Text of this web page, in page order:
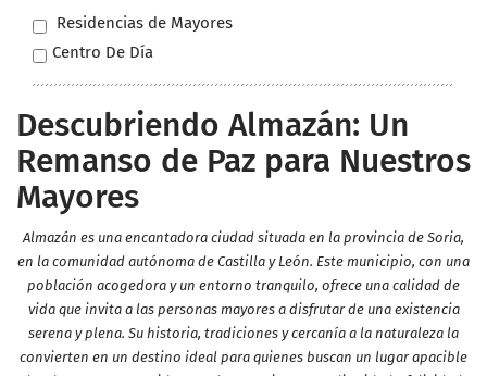
Residencias de Mayores
Centro De Día
Descubriendo Almazán: Un
Remanso de Paz para Nuestros
Mayores
Almazán es una encantadora ciudad situada en la provincia de Soria,
en la comunidad autónoma de Castilla y León. Este municipio, con una
población acogedora y un entorno tranquilo, ofrece una calidad de
vida que invita a las personas mayores a disfrutar de una existencia
serena y plena. Su historia, tradiciones y cercanía a la naturaleza la
convierten en un destino ideal para quienes buscan un lugar apacible